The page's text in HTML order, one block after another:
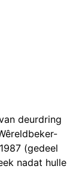
deurdring
(gedeel
nadat hulle